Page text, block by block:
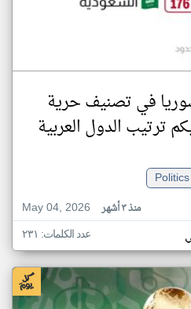
في تصنيف حرية
ترتيب الدول العربية
Politics
May 04, 2026
منذ ٣ أشهر
عدد الكلمات: ٢٣١